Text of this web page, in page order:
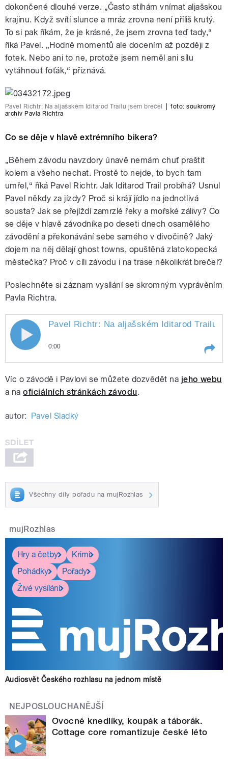
dokončené dlouhé verze. „Často stíhám vnímat aljašskou
krajinu. Když svítí slunce a mráz zrovna není příliš krutý.
To si pak říkám, že je krásné, že jsem zrovna teď tady,“
říká Pavel. „Hodně momentů ale docením až později z
fotek. Nebo ani to ne, protože jsem neměl ani sílu
vytáhnout foťák,“ přiznává.
Pavel Richtr: Na aljašském Iditarod Trailu jsem brečel
foto: soukromý
archiv Pavla Richtra
Co se děje v hlavě extrémního bikera?
„Během závodu navzdory únavě nemám chuť praštit
kolem a všeho nechat. Prostě to nejde, to bych tam
umřel,“ říká Pavel Richtr. Jak Iditarod Trail probíhá? Usnul
Pavel někdy za jízdy? Proč si krájí jídlo na jednotlivá
sousta? Jak se přejíždí zamrzlé řeky a mořské zálivy? Co
se děje v hlavě závodníka po deseti dnech osamělého
závodění a překonávání sebe samého v divočině? Jaký
dojem na něj dělají ghost towns, opuštěná zlatokopecká
městečka? Proč v cíli závodu i na trase několikrát brečel?
Poslechněte si záznam vysílání se skromným vyprávěním
Pavla Richtra.
Pavel Richtr: Na aljašském Iditarod
Trailu jsem brečel. Několikrát
Pavel Richtr: Na aljašském Iditarod Trailu
0:00
Iditarod Trailu jsem brečel.
Víc o závodě i Pavlovi se můžete dozvědět na jeho webu
a naoficiálních stránkách závodu.
autor: Pavel Sladký
Všechny díly pořadu na mujRozhlas
mujRozhlas
Hry a četby
Krimi
Pohádky
Pořady
Živé vysílání
Audiosvět Českého rozhlasu na jednom místě
NEJPOSLOUCHANĚJŠÍ
Ovocné knedlíky, koupák a táborák.
Cottage core romantizuje české léto